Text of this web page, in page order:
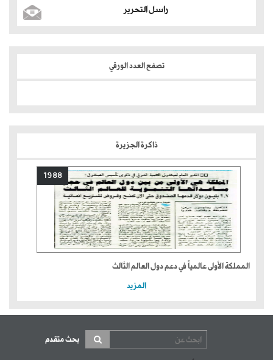
راسل التحرير
تصفح العدد الورقي
ذاكرة الجزيرة
1988
المملكة الأولى عالمياً في دعم دول العالم الثالث
المزيد
بحث متقدم